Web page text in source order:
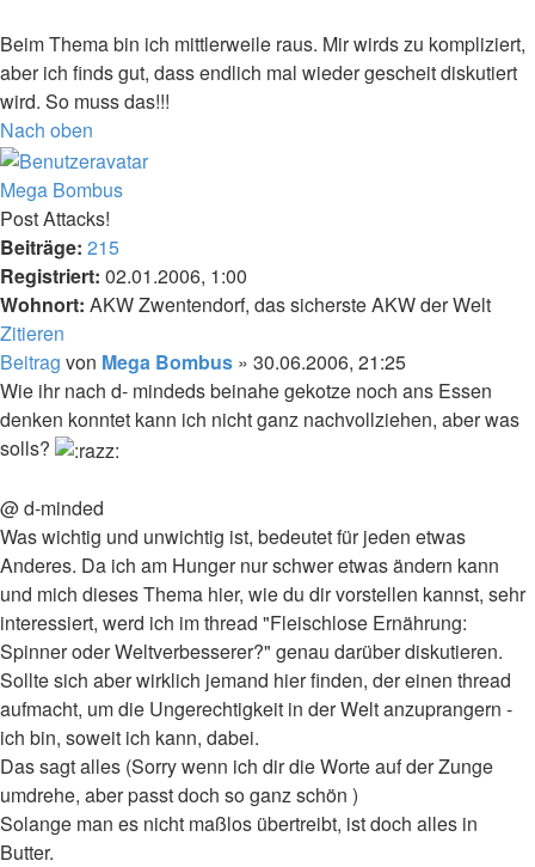
Beim Thema bin ich mittlerweile raus. Mir wirds zu kompliziert,
aber ich finds gut, dass endlich mal wieder gescheit diskutiert
wird. So muss das!!!
Nach oben
Mega Bombus
Post Attacks!
Beiträge: 215
Registriert: 02.01.2006, 1:00
Wohnort: AKW Zwentendorf, das sicherste AKW der Welt
Zitieren
Beitrag von Mega Bombus » 30.06.2006, 21:25
Wie ihr nach d- mindeds beinahe gekotze noch ans Essen
denken konntet kann ich nicht ganz nachvollziehen, aber was
solls?
@ d-minded
Was wichtig und unwichtig ist, bedeutet für jeden etwas
Anderes. Da ich am Hunger nur schwer etwas ändern kann
und mich dieses Thema hier, wie du dir vorstellen kannst, sehr
interessiert, werd ich im thread "Fleischlose Ernährung:
Spinner oder Weltverbesserer?" genau darüber diskutieren.
Sollte sich aber wirklich jemand hier finden, der einen thread
aufmacht, um die Ungerechtigkeit in der Welt anzuprangern -
ich bin, soweit ich kann, dabei.
Das sagt alles (Sorry wenn ich dir die Worte auf der Zunge
umdrehe, aber passt doch so ganz schön )
Solange man es nicht maßlos übertreibt, ist doch alles in
Butter.